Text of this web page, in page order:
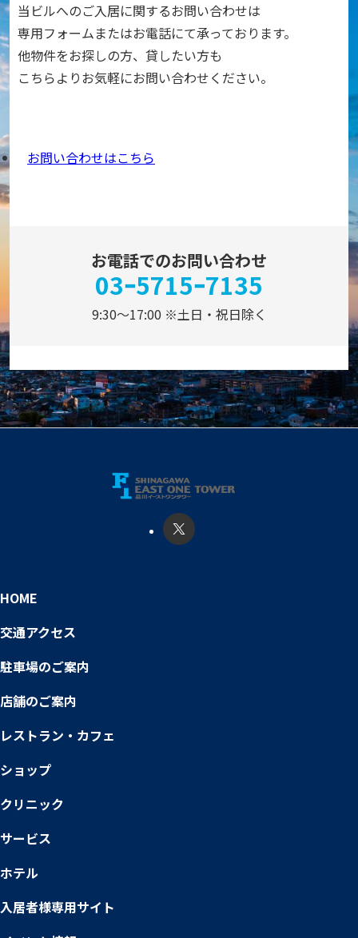
当ビルへのご入居に関するお問い合わせは
専用フォームまたはお電話にて承っております。
他物件をお探しの方、貸したい方も
こちらよりお気軽にお問い合わせください。
お問い合わせはこちら
お電話でのお問い合わせ
03ｰ5715ｰ7135
9:30～17:00 ※土日・祝日除く
HOME
交通アクセス
駐車場のご案内
店舗のご案内
レストラン・カフェ
ショップ
クリニック
サービス
ホテル
入居者様専用サイト